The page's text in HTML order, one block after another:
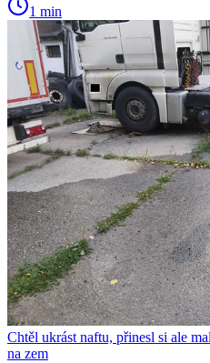
1 min
Chtěl ukrást naftu, přinesl si ale
na zem